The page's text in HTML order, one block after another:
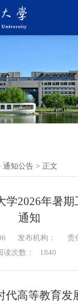
通知公告 > 正文
学2026年暑
通知
发布机构：
责
读次数：
1840
代高等教育发